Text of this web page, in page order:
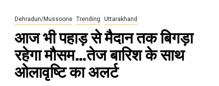
Dehradun/Mussoorie Trending Uttarakhand
आज भी पहाड़ से मैदान तक बिगड़ा
रहेगा मौसम…तेज बारिश के साथ
ओलावृष्टि का अलर्ट